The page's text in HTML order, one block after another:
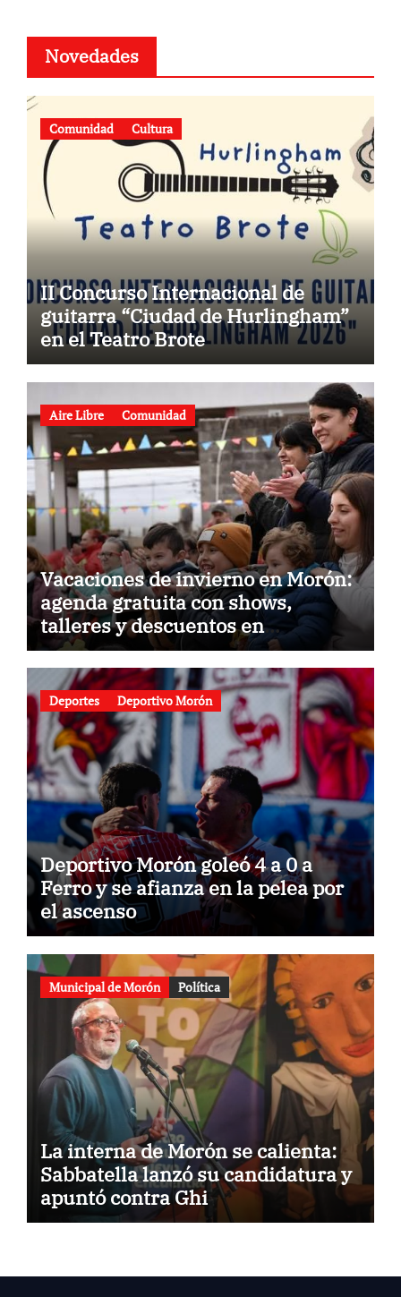
Novedades
Comunidad Cultura
II Concurso Internacional de
guitarra “Ciudad de Hurlingham”
en el Teatro Brote
Aire Libre Comunidad
Vacaciones de invierno en Morón:
agenda gratuita con shows,
talleres y descuentos en
gastronomía
Deportes Deportivo Morón
Deportivo Morón goleó 4 a 0 a
Ferro y se afianza en la pelea por
el ascenso
Municipal de Morón Política
La interna de Morón se calienta:
Sabbatella lanzó su candidatura y
apuntó contra Ghi